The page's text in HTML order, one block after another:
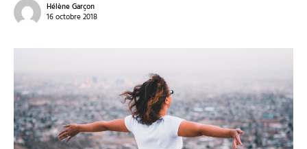
Hélène Garçon
16 octobre 2018